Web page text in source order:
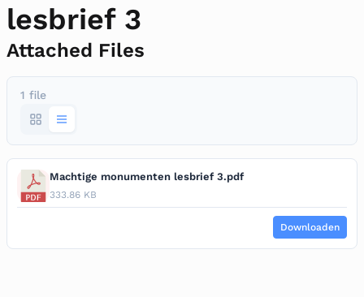
lesbrief 3
Attached Files
1 file
Machtige monumenten lesbrief 3.pdf
333.86 KB
Downloaden